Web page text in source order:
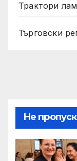
Трактори
Търговски
Не